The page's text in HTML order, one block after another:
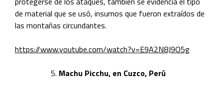
de material que se usó, insumos que fueron extraídos de
las montañas circundantes.
https://www.youtube.com/watch?v=E9A2N8J9O5g
Machu Picchu, en Cuzco, Perú